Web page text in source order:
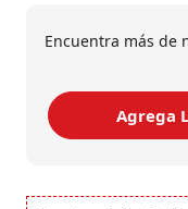
Encuentra más de
Agrega